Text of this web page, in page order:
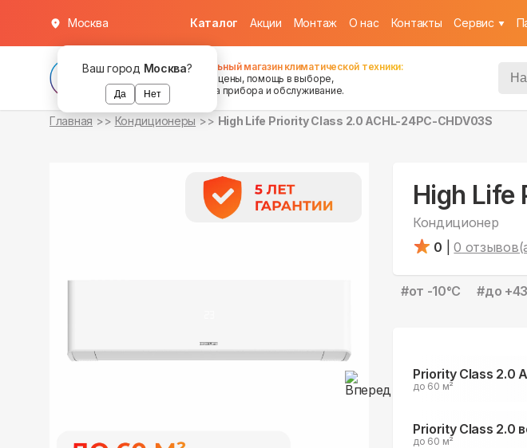
Ваш город Москва?
Да Нет
Москва Каталог Акции Монтаж О нас Контакты Cервис
Федеральный магазин климатической техники:
хорошие цены, помощь в выборе,
установка прибора и обслуживание.
Главная Кондиционеры High Life Priority Class 2.0 ACHL-24PC-CHDV03S
High Life
Кондиционер
0
0
#от -10°С #до
Priority Class 2.0
до 60 м²
в наличии
Priority Class 2.0
до 60 м²
в наличии